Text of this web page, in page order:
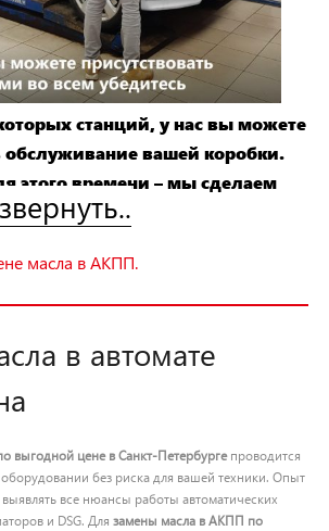
станций, у нас вы можете
обслуживание вашей коробки.
этого времени – мы сделаем
масла в АКПП.
в автомате
выгодной цене в Санкт-Петербургепроводится
без риска для вашей техники. Опыт
выявлять все нюансы работы автоматических
и DSG. Для замены масла в АКПП по